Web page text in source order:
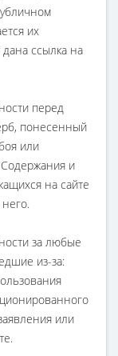
их
ссылка на
перед
понесенный
или
и
на сайте
за любые
из-за:
или